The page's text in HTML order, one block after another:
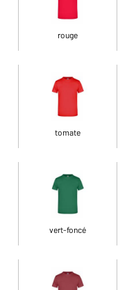
rouge
tomate
vert-foncé